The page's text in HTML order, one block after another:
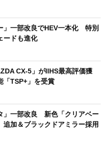
」一部改良でHEV一本化 特別
ードも進化
CX-5」がIIHS最高評価獲
TSP+」を受賞
」一部改良 新色「クリアベー
追加＆ブラックドアミラー採用